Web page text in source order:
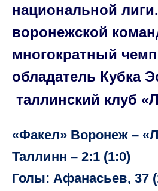
национальной
воронежской
многократный
обладатель Кубка
таллинский клуб
«Факел» Воронеж –
Таллинн – 2:1 (1:0)
Голы: Афанасьев, 37